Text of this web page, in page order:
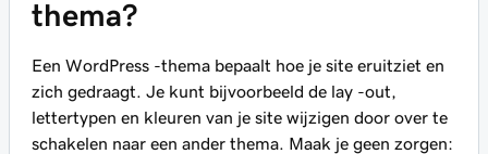
thema?
Een WordPress -thema bepaalt hoe je site eruitziet en
zich gedraagt. Je kunt bijvoorbeeld de lay -out,
lettertypen en kleuren van je site wijzigen door over te
schakelen naar een ander thema. Maak je geen zorgen: